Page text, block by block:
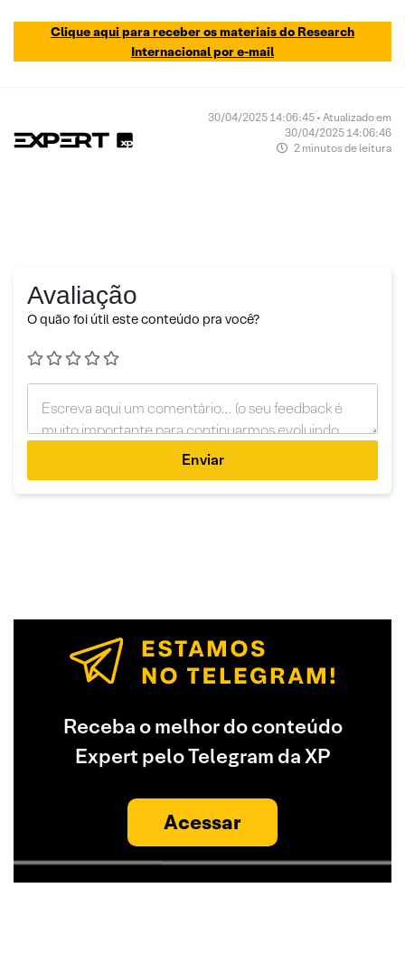
Clique aqui para receber os materiais do Research
Internacional por e-mail
30/04/2025 14:06:45 • Atualizado em
30/04/2025 14:06:46
2 minutos de leitura
Avaliação
O quão foi útil este conteúdo pra você?
Enviar
Receba o melhor do conteúdo
Expert pelo Telegram da XP
Acessar